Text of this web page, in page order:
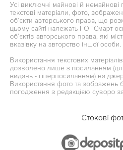
Усі виключні майнові й немайнові
текстові матеріали, фото,
об’єкти авторського права, що
цьому сайті належать ГО “Смарт
об’єктів авторського права, які
вказівку на авторство іншої особи.
Використання текстових
дозволено лише з посиланням
видань - гіперпосиланням) на
Використання фото та зображень
погодження з редакцією суворо
Стокові